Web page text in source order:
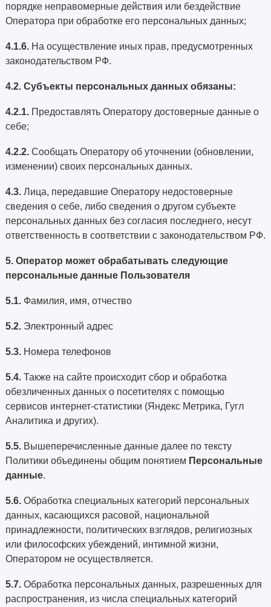
порядке неправомерные действия или бездействие
Оператора при обработке его персональных данных;
4.1.6. На осуществление иных прав, предусмотренных
законодательством РФ.
4.2. Субъекты персональных данных обязаны:
4.2.1. Предоставлять Оператору достоверные данные о
себе;
4.2.2. Сообщать Оператору об уточнении (обновлении,
изменении) своих персональных данных.
4.3. Лица, передавшие Оператору недостоверные
сведения о себе, либо сведения о другом субъекте
персональных данных без согласия последнего, несут
ответственность в соответствии с законодательством РФ.
5. Оператор может обрабатывать следующие
персональные данные Пользователя
5.1. Фамилия, имя, отчество
5.2. Электронный адрес
5.3. Номера телефонов
5.4. Также на сайте происходит сбор и обработка
обезличенных данных о посетителях с помощью
сервисов интернет-статистики (Яндекс Метрика, Гугл
Аналитика и других).
5.5. Вышеперечисленные данные далее по тексту
Политики объединены общим понятием Персональные
данные.
5.6. Обработка специальных категорий персональных
данных, касающихся расовой, национальной
принадлежности, политических взглядов, религиозных
или философских убеждений, интимной жизни,
Оператором не осуществляется.
5.7. Обработка персональных данных, разрешенных для
распространения, из числа специальных категорий